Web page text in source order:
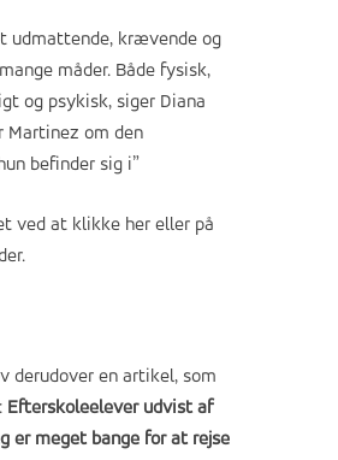
udmattende, krævende og
måder. Både fysisk,
og psykisk, siger Diana
Martinez om den
befinder sig i”
ved at klikke her eller på
derudover en artikel, som
Efterskoleelever udvist af
er meget bange for at rejse